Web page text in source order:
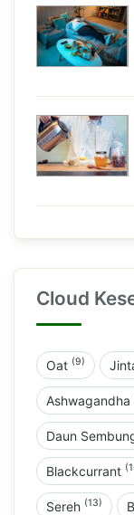
Cloud
Oat (9)
Ashwagandha
Daun
Blackcurrant
Sereh (13)